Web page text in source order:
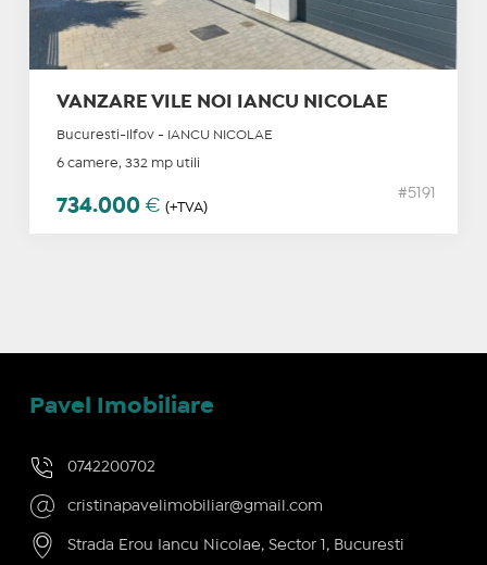
VANZARE VILE NOI IANCU NICOLAE
Bucuresti-Ilfov - IANCU NICOLAE
6 camere, 332 mp utili
734.000 € (+TVA)
#5191
Pavel Imobiliare
0742200702
cristinapavelimobiliar@gmail.com
Strada Erou Iancu Nicolae, Sector 1, Bucuresti